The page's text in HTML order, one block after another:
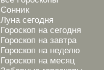
Сонник
Луна сегодня
Гороскоп на сегодня
Гороскоп на завтра
Гороскоп на неделю
Гороскоп на месяц